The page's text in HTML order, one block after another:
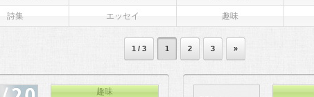
詩集 エッセイ 趣味
1 / 3 1 2 3 »
趣味